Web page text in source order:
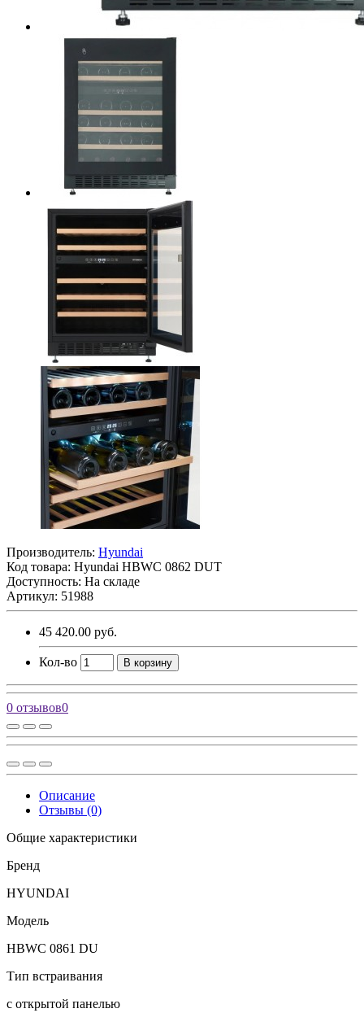
Производитель: Hyundai
Код товара: Hyundai HBWC 0862 DUT
Доступность: На складе
Артикул: 51988
45 420.00 руб.
Кол-во В корзину
0 отзывов0
Описание
Отзывы (0)
Общие характеристики
Бренд
HYUNDAI
Модель
HBWC 0861 DU
Тип встраивания
с открытой панелью